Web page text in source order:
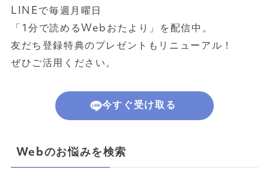
LINEで毎週月曜日
「1分で読めるWebおたより」を配信中。
友だち登録特典のプレゼントもリニューアル！
ぜひご活用ください。
今すぐ受け取る
Webのお悩みを検索